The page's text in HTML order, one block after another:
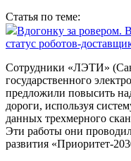
Статья по теме:
Вдогонку за ровером.
статус роботов-
Сотрудники «ЛЭТИ»
государственного
предложили повысить
дороги, используя
данных трехмерного
Эти работы они
развития «Приоритет-